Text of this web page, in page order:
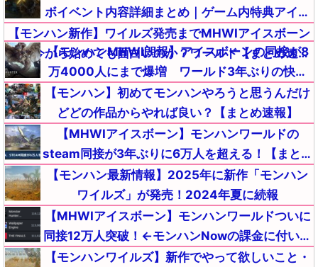
ボイベント内容詳細まとめ｜ゲーム内特典アイテ
ムが入手【モンスターハンターMHWildsまとめ】
【モンハン新作】ワイルズ発売までMHWIアイスボーン
って今から始めても面白いのか？ワールド【まとめ速報
攻略】
【モンハンMHWI朗報】アイスボーンの同接が8
万4000人にまで爆増 ワールド3年ぶりの快挙
【まとめ速報攻略】
【モンハン】初めてモンハンやろうと思うんだけ
どどの作品からやれば良い？【まとめ速報】
【MHWIアイスボーン】モンハンワールドの
steam同接が3年ぶりに6万人を超える！【まとめ
速報】
【モンハン最新情報】2025年に新作「モンハン
ワイルズ」が発売！2024年夏に続報
【MHWIアイスボーン】モンハンワールドついに
同接12万人突破！←モンハンNowの課金に付いて
これない敗北者が流入中ｗｗｗ【まとめ速報攻
【モンハンワイルズ】新作でやって欲しいこと・